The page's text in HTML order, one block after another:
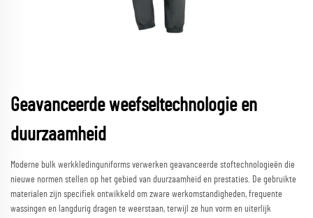
Geavanceerde weefseltechnologie en
duurzaamheid
Moderne bulk werkkledinguniforms verwerken geavanceerde stoftechnologieën die
nieuwe normen stellen op het gebied van duurzaamheid en prestaties. De gebruikte
materialen zijn specifiek ontwikkeld om zware werkomstandigheden, frequente
wassingen en langdurig dragen te weerstaan, terwijl ze hun vorm en uiterlijk